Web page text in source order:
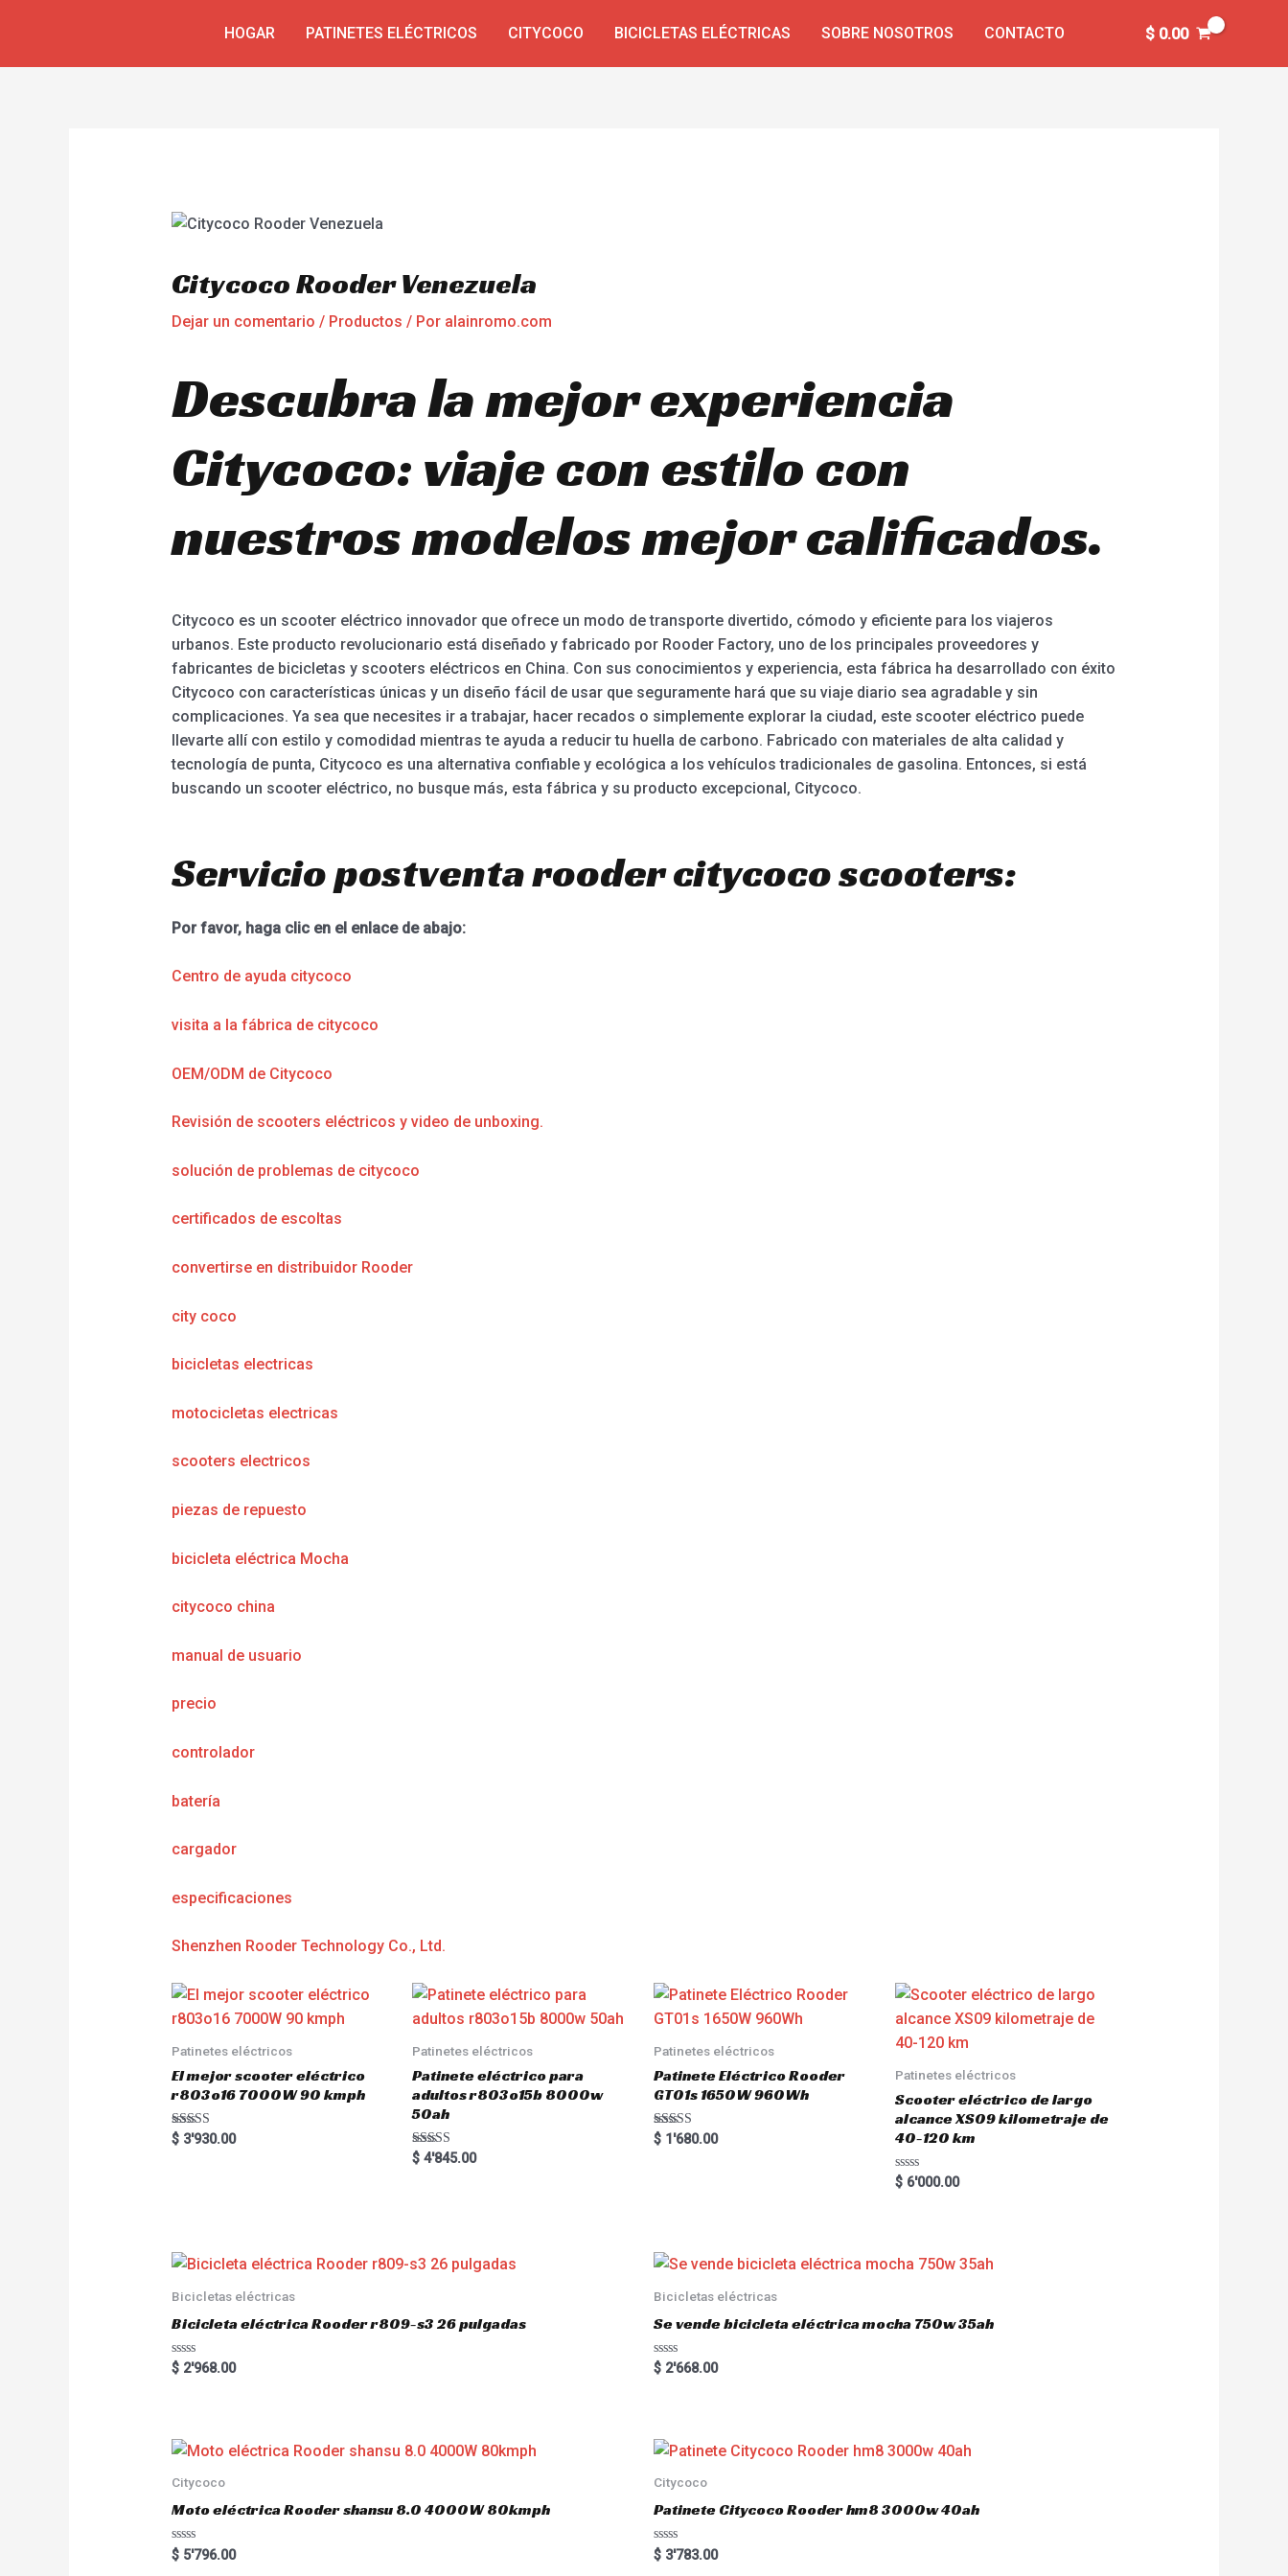
HOGAR PATINETES ELÉCTRICOS CITYCOCO BICICLETAS ELÉCTRICAS SOBRE NOSOTROS CONTACTO $0.00
Citycoco Rooder Venezuela
Dejar un comentario / Productos / Por alainromo.com
Descubra la mejor experiencia
Citycoco: viaje con estilo con
nuestros modelos mejor calificados.
Citycoco es un scooter eléctrico innovador que ofrece un modo de transporte divertido, cómodo y eficiente para los viajeros
urbanos. Este producto revolucionario está diseñado y fabricado por Rooder Factory, uno de los principales proveedores y
fabricantes de bicicletas y scooters eléctricos en China. Con sus conocimientos y experiencia, esta fábrica ha desarrollado con éxito
Citycoco con características únicas y un diseño fácil de usar que seguramente hará que su viaje diario sea agradable y sin
complicaciones. Ya sea que necesites ir a trabajar, hacer recados o simplemente explorar la ciudad, este scooter eléctrico puede
llevarte allí con estilo y comodidad mientras te ayuda a reducir tu huella de carbono. Fabricado con materiales de alta calidad y
tecnología de punta, Citycoco es una alternativa confiable y ecológica a los vehículos tradicionales de gasolina. Entonces, si está
buscando un scooter eléctrico, no busque más, esta fábrica y su producto excepcional, Citycoco.
Servicio postventa rooder citycoco scooters:
Por favor, haga clic en el enlace de abajo:
Centro de ayuda citycoco
visita a la fábrica de citycoco
OEM/ODM de Citycoco
Revisión de scooters eléctricos y video de unboxing.
solución de problemas de citycoco
certificados de escoltas
convertirse en distribuidor Rooder
city coco
bicicletas electricas
motocicletas electricas
scooters electricos
piezas de repuesto
bicicleta eléctrica Mocha
citycoco china
manual de usuario
precio
controlador
batería
cargador
especificaciones
Shenzhen Rooder Technology Co., Ltd.
Patinetes eléctricos
El mejor scooter eléctrico
r803o16 7000W 90 kmph
Rated
5.00
$3'930.00
Patinetes eléctricos
Patinete eléctrico para
adultos r803o15b 8000w
50ah
Rated
5.00
$ 4'845.00
Patinetes eléctricos
Patinete Eléctrico Rooder
GT01s 1650W 960Wh
Rated
5.00
$ 1'680.00
Patinetes eléctricos
Scooter eléctrico de largo
alcance XS09 kilometraje de
40-120 km
R
a
o
u
5
$6'000.00
Bicicletas eléctricas
Bicicleta eléctrica Rooder r809-s3 26 pulgadas
R
a
o
u
o
f
5
$2'968.00
Bicicletas eléctricas
Se vende bicicleta eléctrica mocha 750w 35ah
R
a
o
u
o
f
5
$ 2'668.00
Citycoco
Moto eléctrica Rooder shansu 8.0 4000W 80kmph
R
a
$5'796.00
Citycoco
Patinete Citycoco Rooder hm8 3000w 40ah
R
a
$ 3'783.00